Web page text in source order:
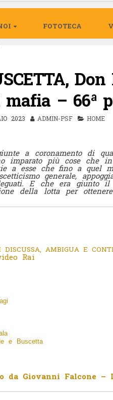
FOTOTECA
– 66ª
2023 ADMIN-PSF HOME
a coronamento di
imparato più cose che
a esse che fino a quel
generale,
E che era giunto
della lotta per
AMBIGUA E
Rai
e Buscetta
da Giovanni Falcone –